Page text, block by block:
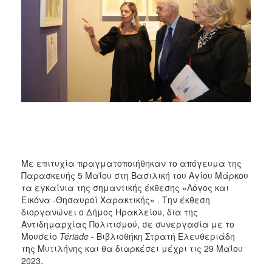
ΕΠΙΣΚΕΠΤΗΣ
Με επιτυχία πραγματοποιήθηκαν το απόγευμα της
Παρασκευής 5 Μαΐου στη Βασιλική του Αγίου Μάρκου
τα εγκαίνια της σημαντικής έκθεσης «Λόγος και
Εικόνα -Θησαυροί Χαρακτικής» . Την έκθεση
διοργανώνει ο Δήμος Ηρακλείου, δια της
Αντιδημαρχίας Πολιτισμού, σε συνεργασία με το
Μουσείο Tériade - Βιβλιοθήκη Στρατή Ελευθεριάδη
της Μυτιλήνης και θα διαρκέσει μέχρι τις 29 Μαΐου
2023.